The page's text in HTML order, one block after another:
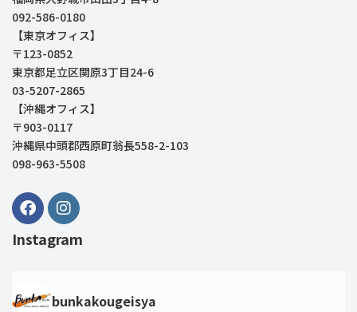
092-586-0180
【東京オフィス】
〒123-0852
東京都足立区関原3丁目24-6
03-5207-2865
【沖縄オフィス】
〒903-0117
沖縄県中頭郡西原町翁長558-2-103
098-963-5508
Instagram
bunkakougeisya